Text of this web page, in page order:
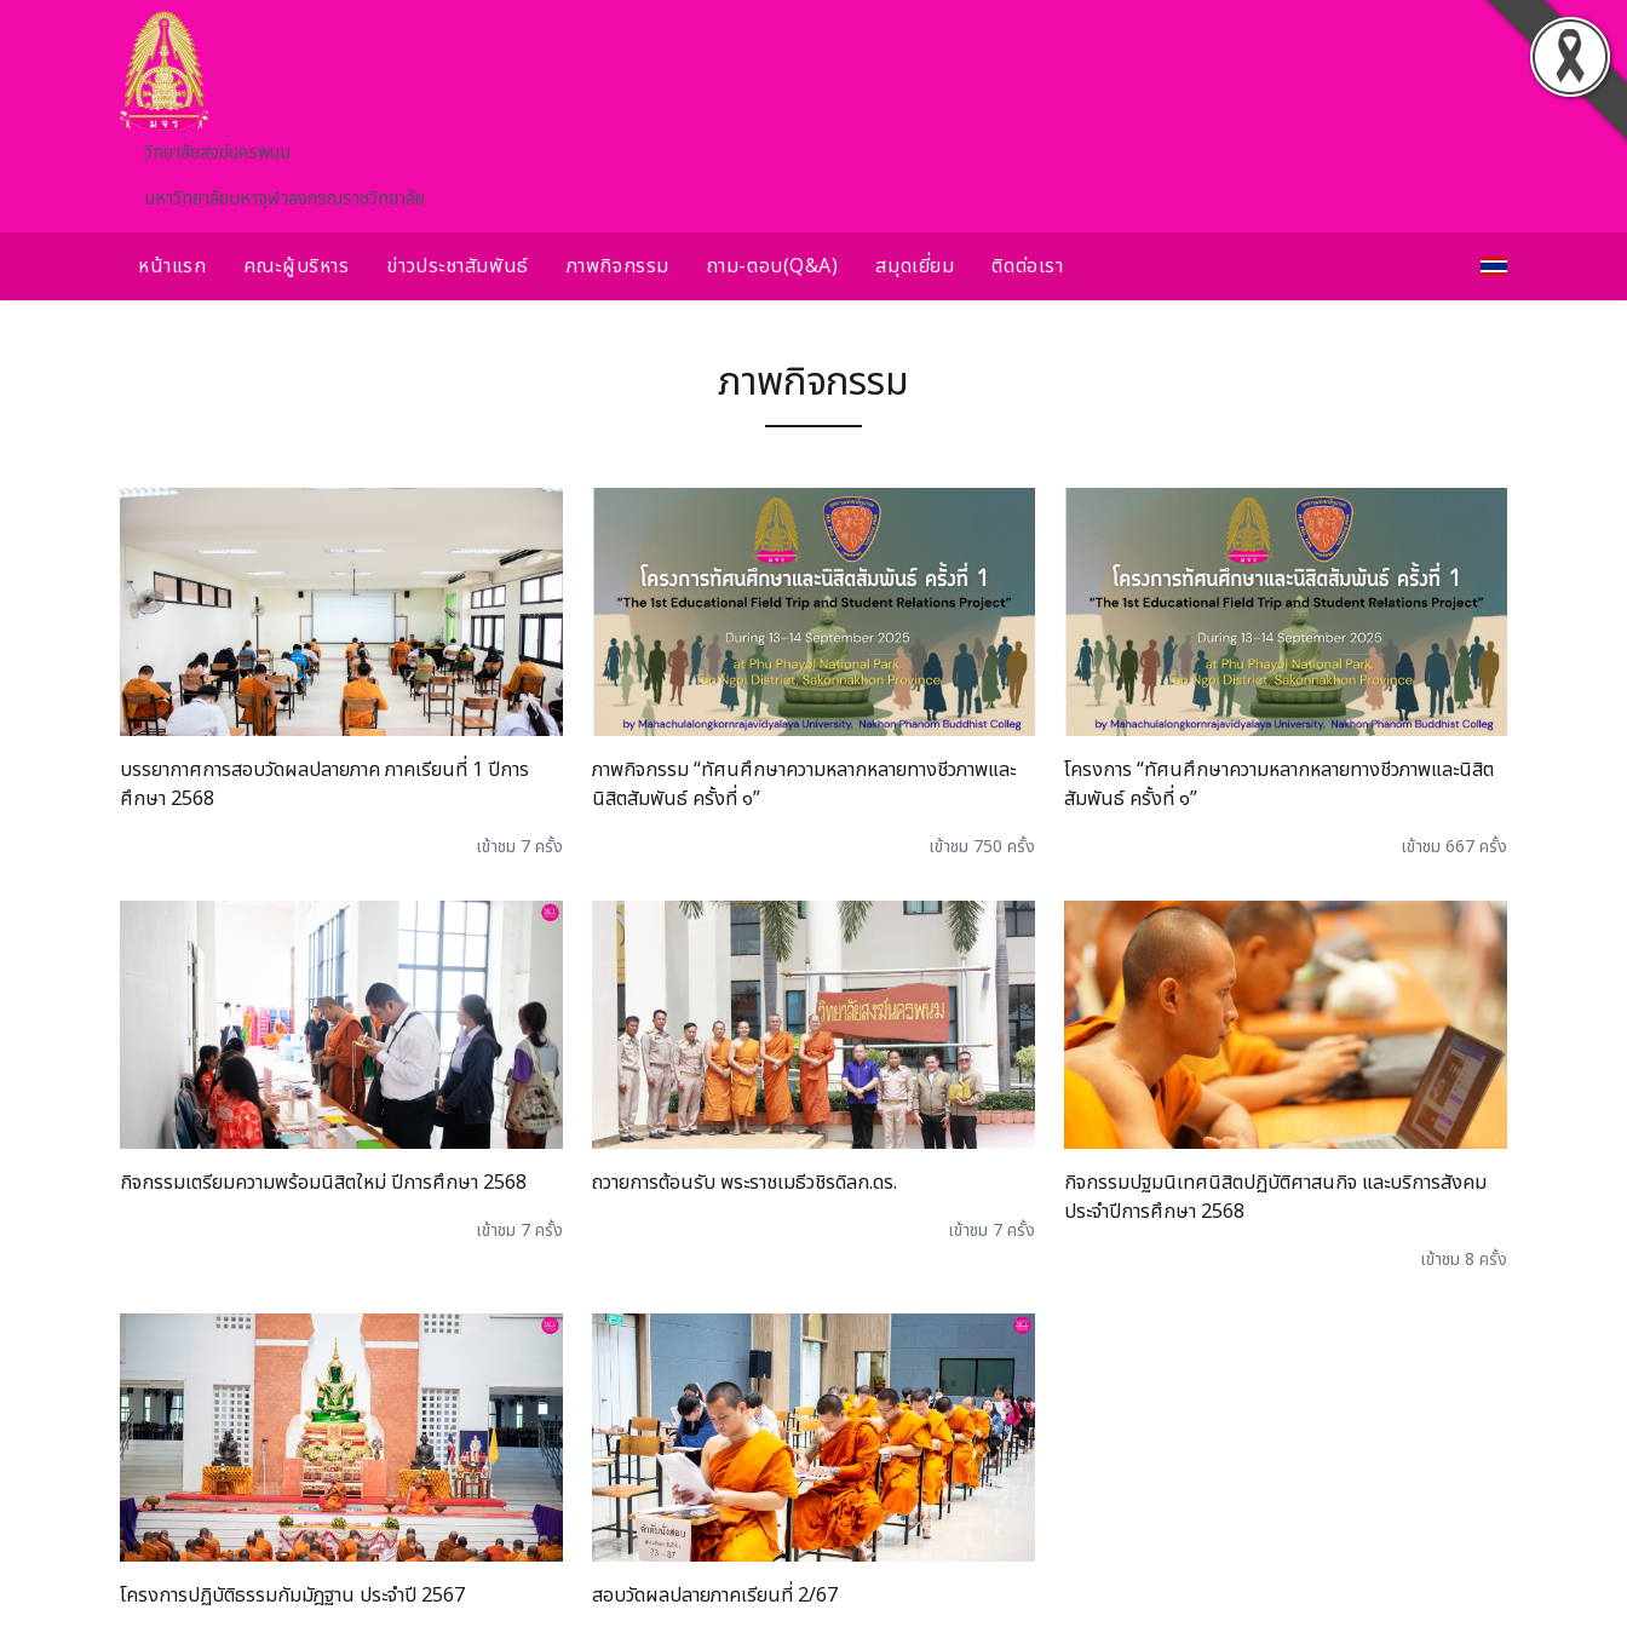
Skip to main content
วิทยาลัยสงฆ์นครพนม
มหาวิทยาลัยมหาจุฬาลงกรณราชวิทยาลัย
หน้าแรก คณะผู้บริหาร ข่าวประชาสัมพันธ์ ภาพกิจกรรม ถาม-ตอบ(Q&A) สมุดเยี่ยม ติดต่อเรา
ภาพกิจกรรม
บรรยากาศการสอบวัดผลปลายภาค ภาคเรียนที่ 1 ปีการ
ศึกษา 2568
เข้าชม 7 ครั้ง
ภาพกิจกรรม “ทัศนศึกษาความหลากหลายทางชีวภาพและ
นิสิตสัมพันธ์ ครั้งที่ ๑”
เข้าชม 750 ครั้ง
โครงการ “ทัศนศึกษาความหลากหลายทางชีวภาพและนิสิต
สัมพันธ์ ครั้งที่ ๑”
เข้าชม 667 ครั้ง
กิจกรรมเตรียมความพร้อมนิสิตใหม่ ปีการศึกษา 2568
เข้าชม 7 ครั้ง
ถวายการต้อนรับ พระราชเมธีวชิรดิลก.ดร.
เข้าชม 7 ครั้ง
กิจกรรมปฐมนิเทศนิสิตปฏิบัติศาสนกิจ และบริการสังคม
ประจำปีการศึกษา 2568
เข้าชม 8 ครั้ง
โครงการปฏิบัติธรรมกัมมัฎฐาน ประจำปี 2567 สอบวัดผลปลายภาคเรียนที่ 2/67